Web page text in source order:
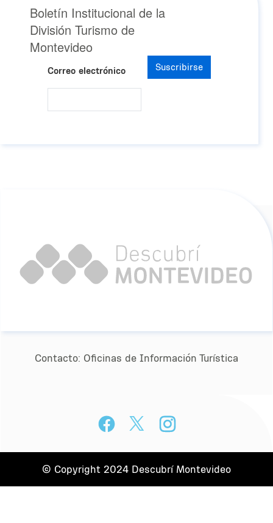
Boletín Institucional de la
División Turismo de
Montevideo
Correo electrónico Suscribirse
Contacto: Oﬁcinas de Información Turística
© Copyright 2024 Descubrí Montevideo